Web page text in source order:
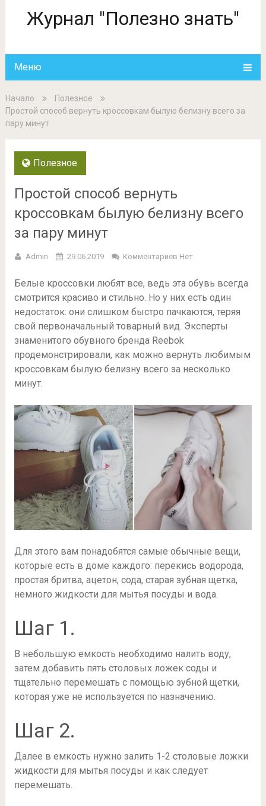
Журнал "Полезно знать"
Меню
Начало
Полезное
Простой способ вернуть кроссовкам былую белизну всего за
пару минут
Полезное
Простой способ вернуть
кроссовкам былую белизну всего
за пару минут
Admin 29.06.2019 Комментариев Нет
Белые кроссовки любят все, ведь эта обувь всегда
смотрится красиво и стильно. Но у них есть один
недостаток: они слишком быстро пачкаются, теряя
свой первоначальный товарный вид. Эксперты
знаменитого обувного бренда Reebok
продемонстрировали, как можно вернуть любимым
кроссовкам былую белизну всего за несколько
минут.
Для этого вам понадобятся самые обычные вещи,
которые есть в доме каждого: перекись водорода,
простая бритва, ацетон, сода, старая зубная щетка,
немного жидкости для мытья посуды и вода.
Шаг 1.
В небольшую емкость необходимо налить воду,
затем добавить пять столовых ложек соды и
тщательно перемешать с помощью зубной щетки,
которая уже не используется по назначению.
Шаг 2.
Далее в емкость нужно залить 1-2 столовые ложки
жидкости для мытья посуды и как следует
перемешать.